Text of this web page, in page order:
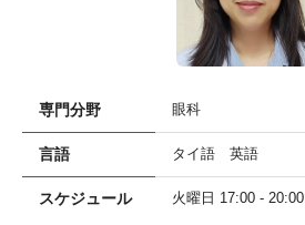
専門分野 眼科
言語 タイ語 英語
スケジュール 火曜日 17:00 - 20:00